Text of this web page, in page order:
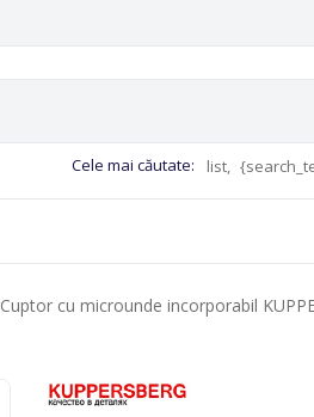
Cele mai căutate: list,
Cuptor cu microunde incorporabil